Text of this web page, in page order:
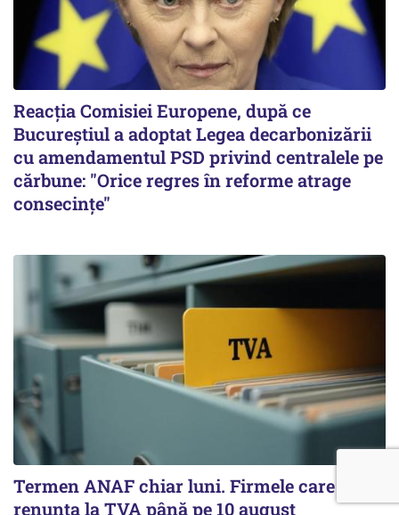
Reacția Comisiei Europene, după ce
Bucureștiul a adoptat Legea decarbonizării
cu amendamentul PSD privind centralele pe
cărbune: "Orice regres în reforme atrage
consecințe"
Termen ANAF chiar luni. Firmele care pot
renunța la TVA până pe 10 august